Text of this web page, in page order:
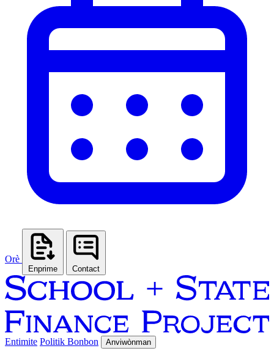
Orè
Enprime Contact
Entimite Politik Bonbon Anviwònman